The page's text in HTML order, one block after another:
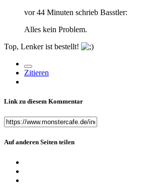
vor 44 Minuten schrieb Basstler:
Alles kein Problem.
Top, Lenker ist bestellt!
Zitieren
Link zu diesem Kommentar
Auf anderen Seiten teilen